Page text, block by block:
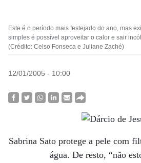
Este é o período mais festejado do ano, mas
simples é possível aproveitar o calor e sair
(Crédito: Celso Fonseca e Juliane Zaché)
12/01/2005 - 10:00
Sabrina Sato protege a pele com
água. De resto, “não